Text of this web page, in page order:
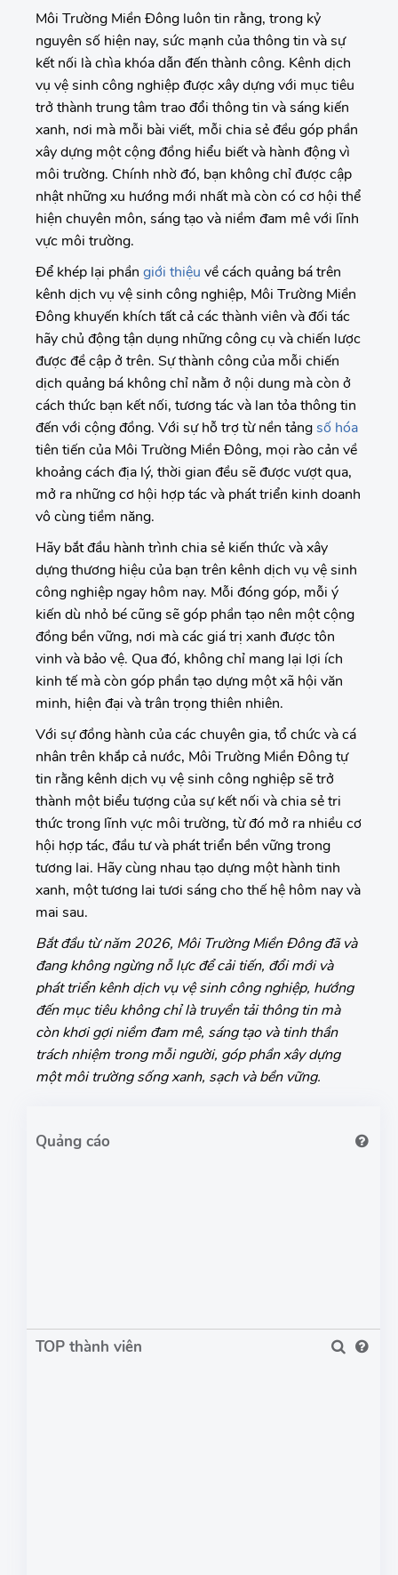
Môi Trường Miền Đông luôn tin rằng, trong kỷ
nguyên số hiện nay, sức mạnh của thông tin và sự
kết nối là chìa khóa dẫn đến thành công. Kênh dịch
vụ vệ sinh công nghiệp được xây dựng với mục tiêu
trở thành trung tâm trao đổi thông tin và sáng kiến
xanh, nơi mà mỗi bài viết, mỗi chia sẻ đều góp phần
xây dựng một cộng đồng hiểu biết và hành động vì
môi trường. Chính nhờ đó, bạn không chỉ được cập
nhật những xu hướng mới nhất mà còn có cơ hội thể
hiện chuyên môn, sáng tạo và niềm đam mê với lĩnh
vực môi trường.
Để khép lại phần giới thiệu về cách quảng bá trên
kênh dịch vụ vệ sinh công nghiệp, Môi Trường Miền
Đông khuyến khích tất cả các thành viên và đối tác
hãy chủ động tận dụng những công cụ và chiến lược
được đề cập ở trên. Sự thành công của mỗi chiến
dịch quảng bá không chỉ nằm ở nội dung mà còn ở
cách thức bạn kết nối, tương tác và lan tỏa thông tin
đến với cộng đồng. Với sự hỗ trợ từ nền tảngsố hóa
tiên tiến của Môi Trường Miền Đông, mọi rào cản về
khoảng cách địa lý, thời gian đều sẽ được vượt qua,
mở ra những cơ hội hợp tác và phát triển kinh doanh
vô cùng tiềm năng.
Hãy bắt đầu hành trình chia sẻ kiến thức và xây
dựng thương hiệu của bạn trên kênh dịch vụ vệ sinh
công nghiệp ngay hôm nay. Mỗi đóng góp, mỗi ý
kiến dù nhỏ bé cũng sẽ góp phần tạo nên một cộng
đồng bền vững, nơi mà các giá trị xanh được tôn
vinh và bảo vệ. Qua đó, không chỉ mang lại lợi ích
kinh tế mà còn góp phần tạo dựng một xã hội văn
minh, hiện đại và trân trọng thiên nhiên.
Với sự đồng hành của các chuyên gia, tổ chức và cá
nhân trên khắp cả nước, Môi Trường Miền Đông tự
tin rằng kênh dịch vụ vệ sinh công nghiệp sẽ trở
thành một biểu tượng của sự kết nối và chia sẻ tri
thức trong lĩnh vực môi trường, từ đó mở ra nhiều cơ
hội hợp tác, đầu tư và phát triển bền vững trong
tương lai. Hãy cùng nhau tạo dựng một hành tinh
xanh, một tương lai tươi sáng cho thế hệ hôm nay và
mai sau.
Bắt đầu từ năm 2026, Môi Trường Miền Đông đã và
đang không ngừng nỗ lực để cải tiến, đổi mới và
phát triển kênh dịch vụ vệ sinh công nghiệp, hướng
đến mục tiêu không chỉ là truyền tải thông tin mà
còn khơi gợi niềm đam mê, sáng tạo và tinh thần
trách nhiệm trong mỗi người, góp phần xây dựng
một môi trường sống xanh, sạch và bền vững.
TOP thành viên